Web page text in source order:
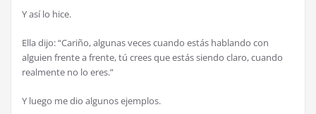
Y así lo hice.
Ella dijo: “Cariño, algunas veces cuando estás hablando con
alguien frente a frente, tú crees que estás siendo claro, cuando
realmente no lo eres.”
Y luego me dio algunos ejemplos.